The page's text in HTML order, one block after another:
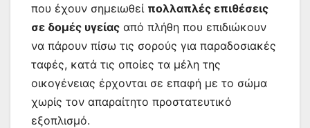
που έχουν σημειωθεί πολλαπλές επιθέσεις
σε δομές υγείας από πλήθη που επιδιώκουν
να πάρουν πίσω τις σορούς για παραδοσιακές
ταφές, κατά τις οποίες τα μέλη της
οικογένειας έρχονται σε επαφή με το σώμα
χωρίς τον απαραίτητο προστατευτικό
εξοπλισμό.